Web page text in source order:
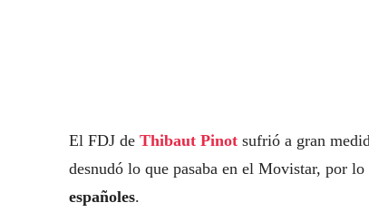
El FDJ de Thibaut Pinot sufrió a gran
desnudó lo que pasaba en el Movistar, por
españoles.